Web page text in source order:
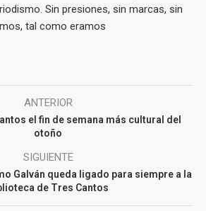
Sin presiones, sin marcas, sin
tal como eramos
ANTERIOR
el fin de semana más cultural del
otoño
SIGUIENTE
Galván queda ligado para siempre a la
de Tres Cantos